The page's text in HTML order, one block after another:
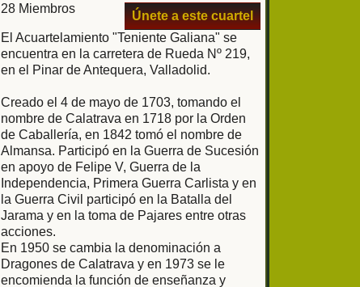
28 Miembros
Únete a este cuartel
El Acuartelamiento "Teniente Galiana" se
encuentra en la carretera de Rueda Nº 219,
en el Pinar de Antequera, Valladolid.
Creado el 4 de mayo de 1703, tomando el
nombre de Calatrava en 1718 por la Orden
de Caballería, en 1842 tomó el nombre de
Almansa. Participó en la Guerra de Sucesión
en apoyo de Felipe V, Guerra de la
Independencia, Primera Guerra Carlista y en
la Guerra Civil participó en la Batalla del
Jarama y en la toma de Pajares entre otras
acciones.
En 1950 se cambia la denominación a
Dragones de Calatrava y en 1973 se le
encomienda la función de enseñanza y